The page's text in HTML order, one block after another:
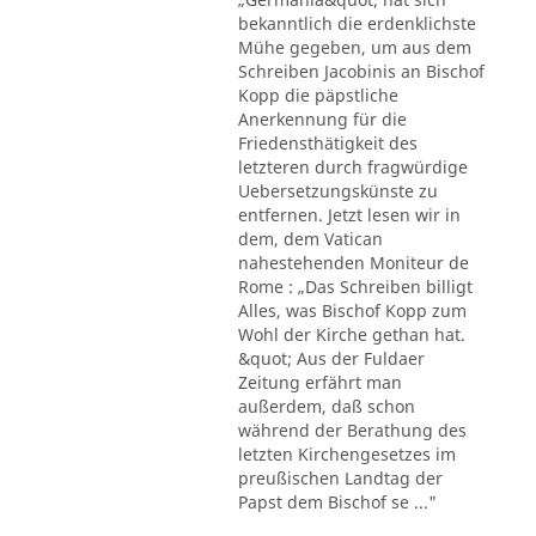
bekanntlich die erdenklichste
Mühe gegeben, um aus dem
Schreiben Jacobinis an Bischof
Kopp die päpstliche
Anerkennung für die
Friedensthätigkeit des
letzteren durch fragwürdige
Uebersetzungskünste zu
entfernen. Jetzt lesen wir in
dem, dem Vatican
nahestehenden Moniteur de
Rome : „Das Schreiben billigt
Alles, was Bischof Kopp zum
Wohl der Kirche gethan hat.
&quot; Aus der Fuldaer
Zeitung erfährt man
außerdem, daß schon
während der Berathung des
letzten Kirchengesetzes im
preußischen Landtag der
Papst dem Bischof se ..."